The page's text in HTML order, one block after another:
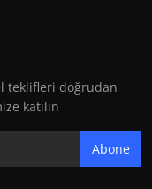
teklifleri doğrudan
katılın
Abone